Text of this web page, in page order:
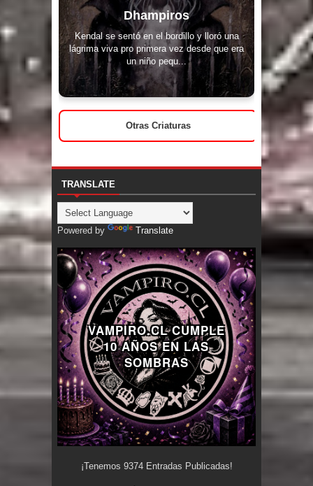
Dhampiros
Kendal se sentó en el bordillo y lloró una
lágrima viva pro primera vez desde que era
un niño pequ...
Otras Criaturas
TRANSLATE
Powered by Translate
VAMPIRO.CL CUMPLE
10 AÑOS EN LAS
SOMBRAS
¡Tenemos 9374Entradas Publicadas!